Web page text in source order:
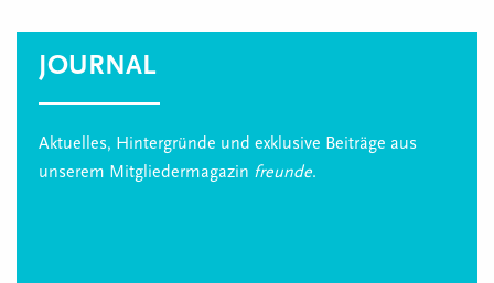
JOURNAL
Aktuelles, Hintergründe und exklusive Beiträge aus
unserem Mitgliedermagazin freunde.